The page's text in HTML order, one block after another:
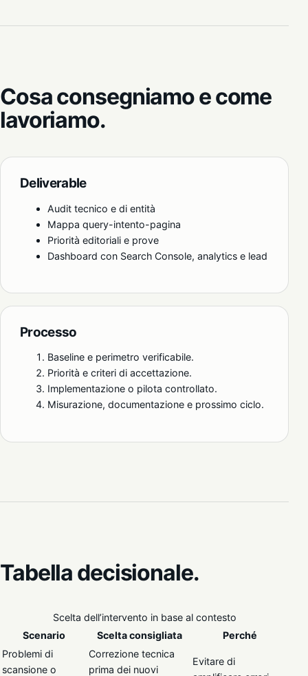
Cosa consegniamo e come
lavoriamo.
Deliverable
Audit tecnico e di entità
Mappa query-intento-pagina
Priorità editoriali e prove
Dashboard con Search Console, analytics e lead
Processo
Baseline e perimetro verificabile.
Priorità e criteri di accettazione.
Implementazione o pilota controllato.
Misurazione, documentazione e prossimo ciclo.
Tabella decisionale.
Scelta dell’intervento in base al contesto
Scenario
Scelta consigliata
Perché
Problemi di
scansione o
Correzione tecnica
prima dei nuovi
Evitare di